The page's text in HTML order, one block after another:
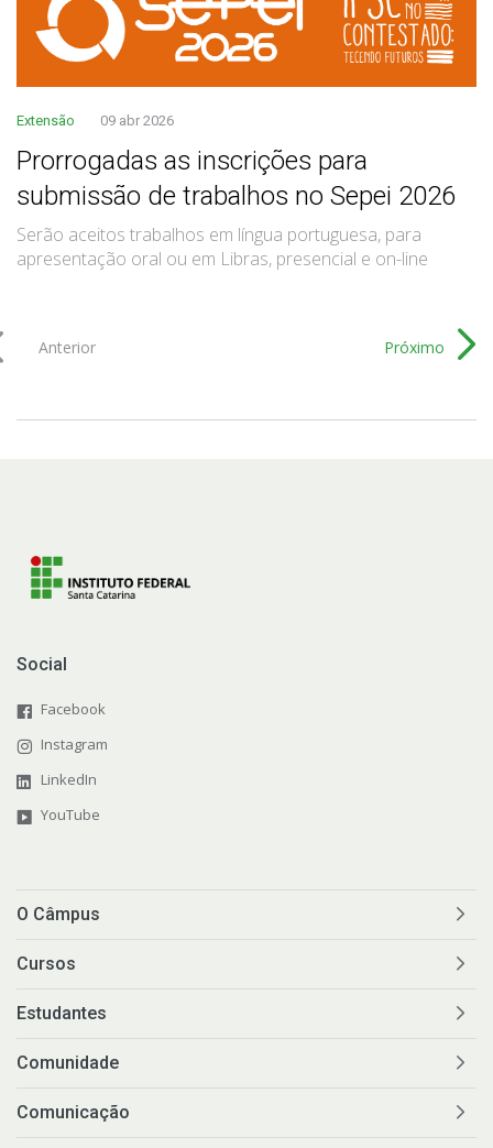
Extensão 09 abr 2026
Prorrogadas as inscrições para
submissão de trabalhos no Sepei 2026
Serão aceitos trabalhos em língua portuguesa, para
apresentação oral ou em Libras, presencial e on-line
Anterior Próximo
Social
Facebook
Instagram
LinkedIn
YouTube
O Câmpus
Cursos
Estudantes
Comunidade
Comunicação